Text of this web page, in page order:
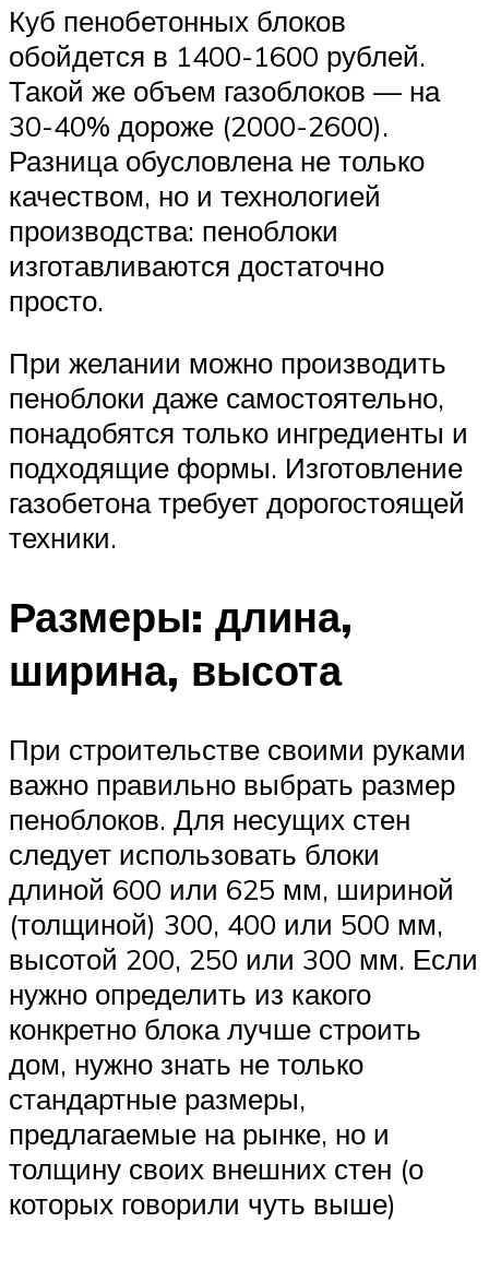
Куб пенобетонных блоков
обойдется в 1400-1600 рублей.
Такой же объем газоблоков — на
30-40% дороже (2000-2600).
Разница обусловлена не только
качеством, но и технологией
производства: пеноблоки
изготавливаются достаточно
просто.
При желании можно производить
пеноблоки даже самостоятельно,
понадобятся только ингредиенты и
подходящие формы. Изготовление
газобетона требует дорогостоящей
техники.
Размеры: длина,
ширина, высота
При строительстве своими руками
важно правильно выбрать размер
пеноблоков. Для несущих стен
следует использовать блоки
длиной 600 или 625 мм, шириной
(толщиной) 300, 400 или 500 мм,
высотой 200, 250 или 300 мм. Если
нужно определить из какого
конкретно блока лучше строить
дом, нужно знать не только
стандартные размеры,
предлагаемые на рынке, но и
толщину своих внешних стен (о
которых говорили чуть выше)